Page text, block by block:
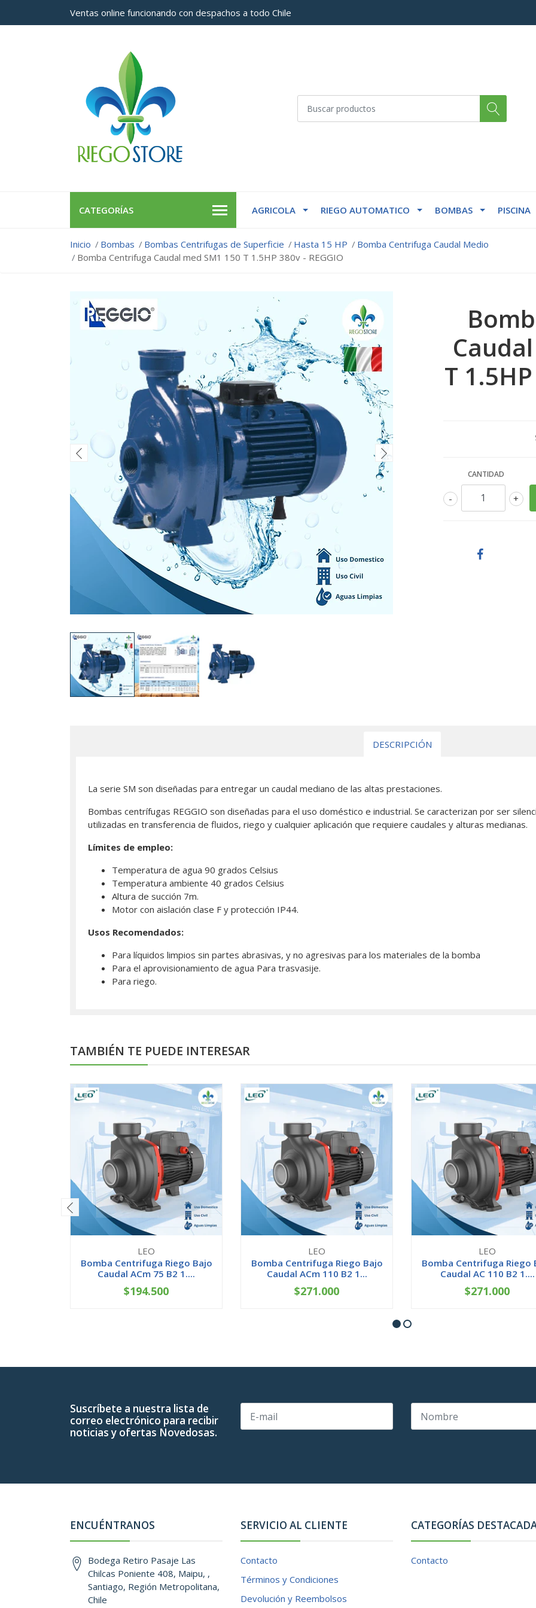
Ventas online funcionando con despachos a todo Chile
CATEGORÍAS AGRICOLA RIEGO AUTOMATICO BOMBAS PISCINA
Inicio Bombas Bombas Centrifugas de Superficie Hasta 15 HP
Bomba Centrifuga Caudal Medio
Bomba Centrifuga Caudal med SM1 150 T 1.5HP 380v - REGGIO
T
CANTIDAD
+
-
DESCRIPCIÓN
La serie SM son diseñadas para entregar un caudal mediano de las altas prestaciones.
Bombas centrífugas REGGIO son diseñadas para el uso doméstico e industrial. Se caracterizan por ser
utilizadas en transferencia de fluidos, riego y cualquier aplicación que requiere caudales y alturas medianas.
Límites de empleo:
Temperatura de agua 90 grados Celsius
Temperatura ambiente 40 grados Celsius
Altura de succión 7m.
Motor con aislación clase F y protección IP44.
Usos Recomendados:
Para líquidos limpios sin partes abrasivas, y no agresivas para los materiales de la bomba
Para el aprovisionamiento de agua Para trasvasije.
Para riego.
TAMBIÉN TE PUEDE INTERESAR
LEO
Bomba Centrifuga Riego Bajo
Caudal ACm 75 B2 1....
+
$194.500
LEO
Bomba Centrifuga Riego Bajo
Caudal ACm 110 B2 1...
+
$271.000
LEO
Bomba Centrifuga Riego
Caudal AC 110 B2 1....
+
$271.000
Suscríbete a nuestra lista de
correo electrónico para recibir
noticias y ofertas Novedosas.
ENCUÉNTRANOS
Bodega Retiro Pasaje Las
Chilcas Poniente 408, Maipu, ,
Santiago, Región Metropolitana,
Chile
SERVICIO AL CLIENTE
Contacto
Términos y Condiciones
Devolución y Reembolsos
CATEGORÍAS
Contacto